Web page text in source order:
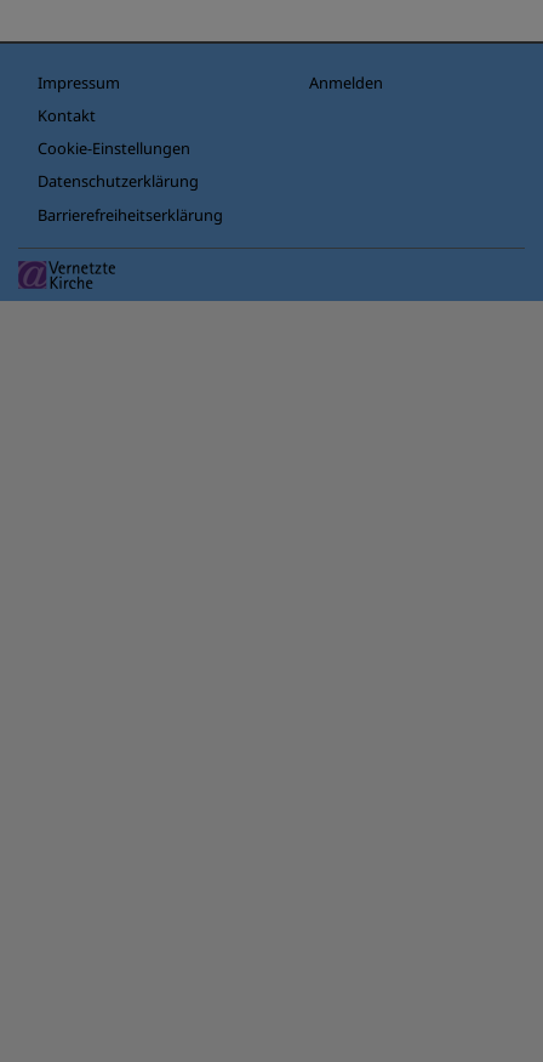
Fußbereichsmenü
Impressum
Kontakt
Cookie-Einstellungen
Datenschutzerklärung
Barrierefreiheitserklärung
Benutzermenü
Anmelden